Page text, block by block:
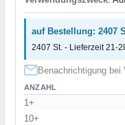
auf Bestellung: 2407
2407 St. - Lieferzeit 21-
Benachrichtigung bei
ANZAHL
1+
10+